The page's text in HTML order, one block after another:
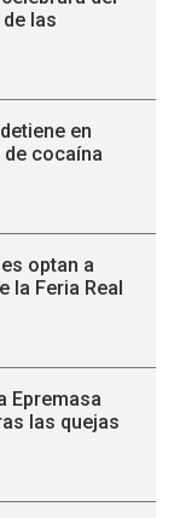
las
en
cocaína
optan a
la Feria Real
Epremasa
las quejas